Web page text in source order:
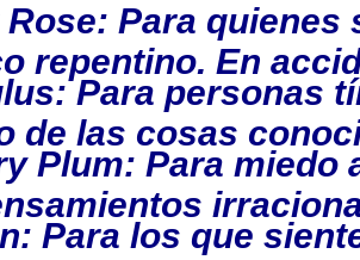
Para
repentino. En
Para personas
de las cosas
Plum: Para miedo
Para los que